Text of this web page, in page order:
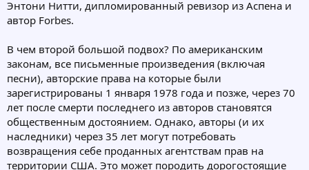
Энтони Нитти, дипломированный ревизор из Аспена и
автор Forbes.
В чем второй большой подвох? По американским
законам, все письменные произведения (включая
песни), авторские права на которые были
зарегистрированы 1 января 1978 года и позже, через 70
лет после смерти последнего из авторов становятся
общественным достоянием. Однако, авторы (и их
наследники) через 35 лет могут потребовать
возвращения себе проданных агентствам прав на
территории США. Это может породить дорогостоящие